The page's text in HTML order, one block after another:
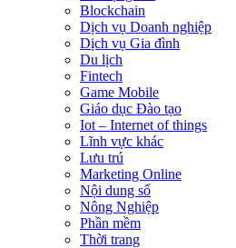
Blockchain
Dịch vụ Doanh nghiệp
Dịch vụ Gia đình
Du lịch
Fintech
Game Mobile
Giáo dục Đào tạo
Iot – Internet of things
Lĩnh vực khác
Lưu trú
Marketing Online
Nội dung số
Nông Nghiệp
Phần mềm
Thời trang